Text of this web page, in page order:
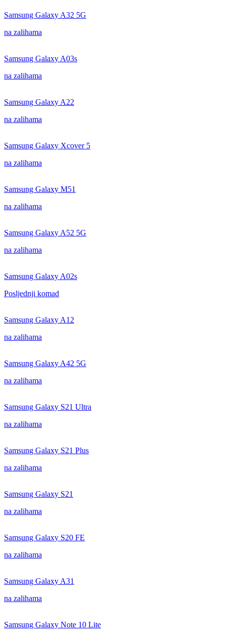
Samsung Galaxy A32 5G
na zalihama
Samsung Galaxy A03s
na zalihama
Samsung Galaxy A22
na zalihama
Samsung Galaxy Xcover 5
na zalihama
Samsung Galaxy M51
na zalihama
Samsung Galaxy A52 5G
na zalihama
Samsung Galaxy A02s
Posljednji komad
Samsung Galaxy A12
na zalihama
Samsung Galaxy A42 5G
na zalihama
Samsung Galaxy S21 Ultra
na zalihama
Samsung Galaxy S21 Plus
na zalihama
Samsung Galaxy S21
na zalihama
Samsung Galaxy S20 FE
na zalihama
Samsung Galaxy A31
na zalihama
Samsung Galaxy Note 10 Lite